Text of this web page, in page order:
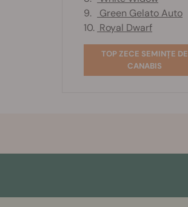
9.
Green Gelato Auto
10. Royal Dwarf
TOP ZECE SEMINȚE DE
CANABIS